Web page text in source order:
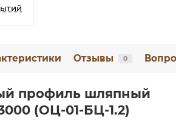
Отзывы 0
профиль шляпный
(ОЦ-01-БЦ-1.2)